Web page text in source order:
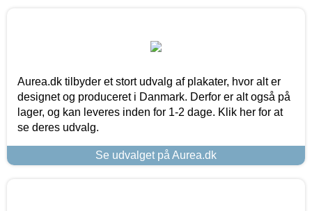
Aurea.dk tilbyder et stort udvalg af plakater, hvor alt er
designet og produceret i Danmark. Derfor er alt også på
lager, og kan leveres inden for 1-2 dage. Klik her for at
se deres udvalg.
Se udvalget på Aurea.dk